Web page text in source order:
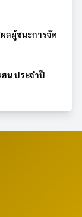
ลผู้ชนะการจัด
สน ประจำปี